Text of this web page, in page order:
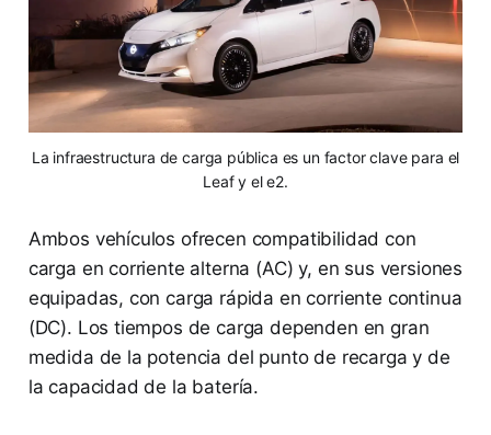
La infraestructura de carga pública es un factor clave para el
Leaf y el e2.
Ambos vehículos ofrecen compatibilidad con
carga en corriente alterna (AC) y, en sus versiones
equipadas, con carga rápida en corriente continua
(DC). Los tiempos de carga dependen en gran
medida de la potencia del punto de recarga y de
la capacidad de la batería.